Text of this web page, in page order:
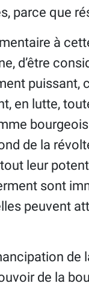
parce que
à
d’être
puissant,
en lutte,
de la
leur
sont
peuvent
de
de la